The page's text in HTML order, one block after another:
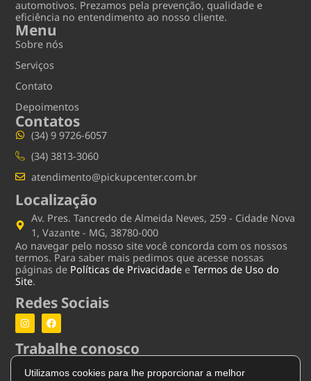
automotivos. Prezamos pela prevenção, qualidade e
eficiência no entendimento ao nosso cliente.
Menu
Sobre nós
Serviços
Contato
Depoimentos
Contatos
(34) 9 9726-6057
(34) 3813-3060
atendimento@pickupcenter.com.br
Localização
Av. Pres. Tancredo de Almeida Neves, 259 - Cidade Nova
1, Vazante - MG, 38780-000
Ao navegar pelo nosso site você concorda com os nossos
termos. Para saber mais pedimos que acesse nossas
páginas de Políticas de Privacidade eTermos de Uso do
Site.
Redes Sociais
Trabalhe conosco
ACESSAR FORMULÁRIO
Utilizamos cookies para lhe proporcionar a melhor